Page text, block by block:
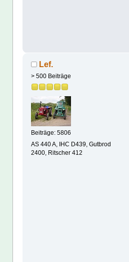
Lef.
> 500 Beiträge
Beiträge: 5806
AS 440 A, IHC D439, Gutbrod
2400, Ritscher 412